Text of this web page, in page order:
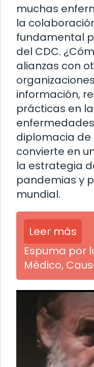
muchas
la
fundamental
del CDC.
alianzas con
información,
prácticas en
diplomacia de
convierte en
la estrategia
pandemias y
mundial.
Leer más
Espuma por
Médico,